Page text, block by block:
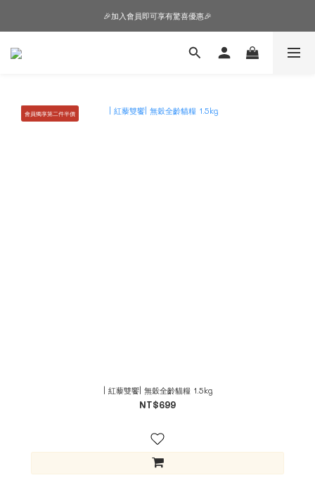
🎉加入會員即可享有驚喜優惠🎉
🎉加入會員即可享有驚喜優惠🎉
購物車超狂加價購，等你來+1
會員獨享第二件半價
| 紅藜雙饗| 無穀全齡貓糧 1.5kg
NT$699